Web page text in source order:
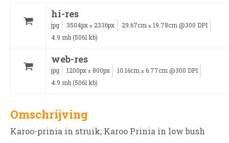
hi-res
jpg 3504px x 2336px 29.67cm x 19.78cm @300 DPI
4.9 mb (5061 kb)
web-res
jpg 1200px x 800px 10.16cm x 6.77cm @300 DPI
4.9 mb (5061 kb)
Omschrijving
Karoo-prinia in struik; Karoo Prinia in low bush